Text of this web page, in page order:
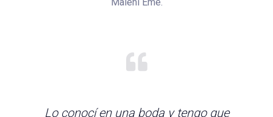
Maleni Eme.
Lo conocí en una boda y tengo que